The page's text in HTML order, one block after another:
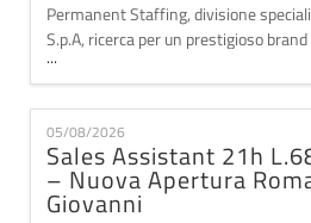
Permanent Staffing, divisione
S.p.A, ricerca per un prestigioso
specializzato in prodotti per il
corpo e della casa, un/a Sales
appartenente alle categorie protette
inserire nel loro punto vendita situato
Centro Commerciale Campania di
...
05/08/2026
Sales Assistant 21h
– Nuova Apertura
Giovanni